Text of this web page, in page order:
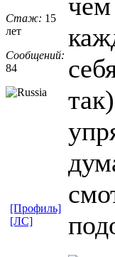
Стаж: 15
лет
Сообщений:
84
[Профиль]
[ЛС]